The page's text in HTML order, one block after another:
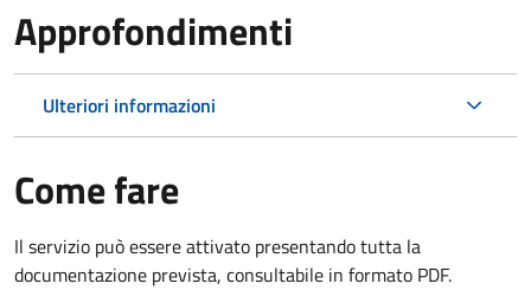
Approfondimenti
Ulteriori informazioni
Come fare
Il servizio può essere attivato presentando tutta la
documentazione prevista, consultabile in formato PDF.